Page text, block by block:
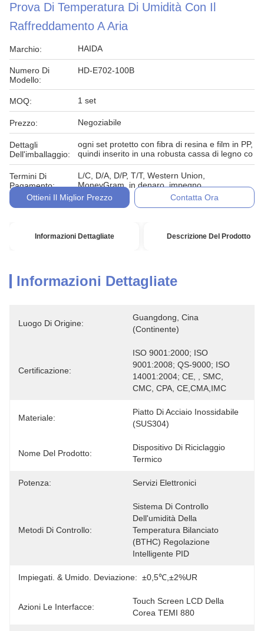
Prova Di Temperatura Di Umidità Con Il
Raffreddamento A Aria
Marchio: HAIDA
Numero Di
Modello:
HD-E702-100B
MOQ: 1 set
Prezzo: Negoziabile
Dettagli
Dell'imballaggio:
ogni set protetto con fibra di resina e film in PP,
quindi inserito in una robusta cassa di legno co
Termini Di
Pagamento:
L/C, D/A, D/P, T/T, Western Union,
MoneyGram, in denaro, impegno
Ottieni Il Miglior Prezzo
Contatta Ora
Informazioni Dettagliate Descrizione Del Prodotto
Informazioni Dettagliate
Luogo Di Origine:
Guangdong, Cina
(continente)
Certificazione:
ISO 9001:2000; ISO
9001:2008; QS-9000; ISO
14001:2004; CE, , SMC,
CMC, CPA, CE,CMA,IMC
Materiale:
Piatto Di Acciaio Inossidabile
(SUS304)
Nome Del Prodotto:
Dispositivo Di Riciclaggio
Termico
Potenza: Servizi Elettronici
Metodi Di Controllo:
Sistema Di Controllo
Dell'umidità Della
Temperatura Bilanciato
(BTHC) Regolazione
Intelligente PID
Impiegati. & Umido. Deviazione: ±0,5℃,±2%UR
Azioni Le Interfacce:
Touch Screen LCD Della
Corea TEMI 880